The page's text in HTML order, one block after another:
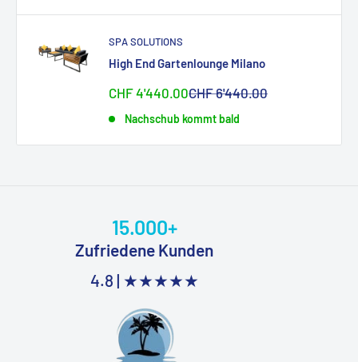
SPA SOLUTIONS
High End Gartenlounge Milano
Sonderpreis
CHF 4'440.00Normalpreis
CHF 6'440.00
Nachschub kommt bald
15.000+
Zufriedene Kunden
4.8 | ★★★★★